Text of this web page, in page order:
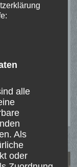
wieder
Name
alle
Als
oder